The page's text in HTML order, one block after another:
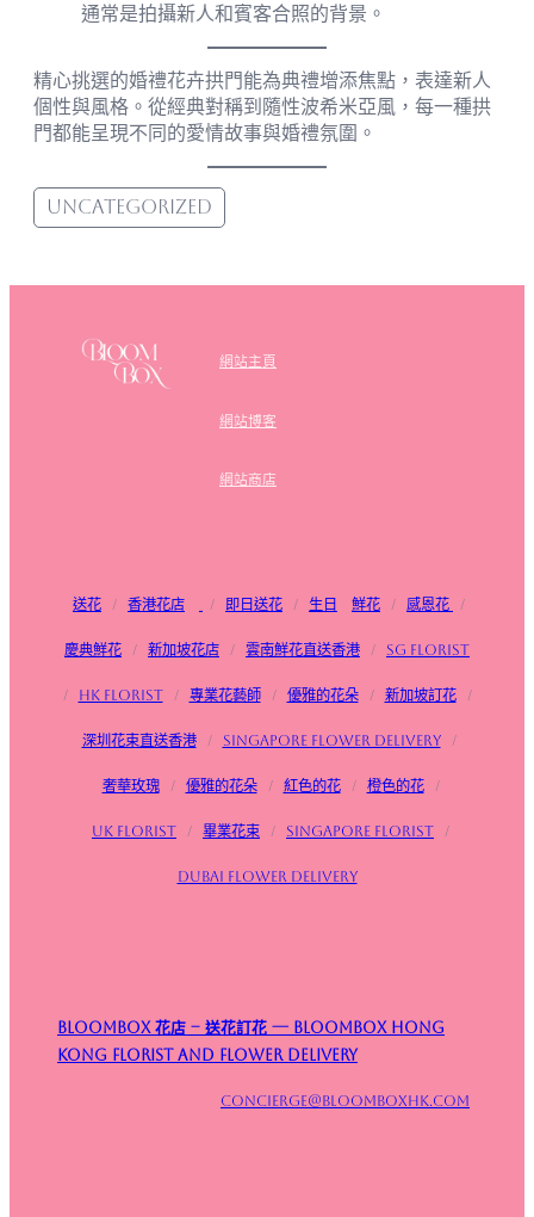
通常是拍攝新人和賓客合照的背景。
精心挑選的婚禮花卉拱門能為典禮增添焦點，表達新人
個性與風格。從經典對稱到隨性波希米亞風，每一種拱
門都能呈現不同的愛情故事與婚禮氛圍。
Uncategorized
網站主頁
網站博客
網站商店
送花 / 香港花店 / 即日送花 / 生日 鮮花 / 感恩花 /
慶典鮮花 / 新加坡花店 / 雲南鮮花直送香港 / SG FLorist
/ HK Florist / 專業花藝師 / 優雅的花朵 / 新加坡訂花 /
深圳花束直送香港 / Singapore flower delivery /
奢華玫瑰 / 優雅的花朵 / 紅色的花 / 橙色的花 /
UK Florist / 畢業花束 / Singapore Florist /
Dubai Flower Delivery
Bloombox 花店 – 送花訂花 — Bloombox Hong
Kong Florist and Flower Delivery
concierge@bloomboxhk.com